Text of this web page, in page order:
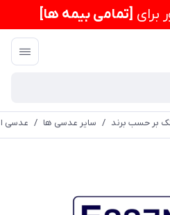
برای [تمامی بیمه ها]
بر حسب برند / سایر عدسی ها / عدسی